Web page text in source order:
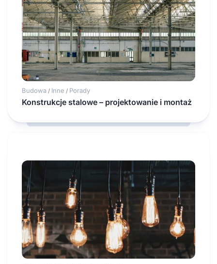
Budowa / Inne / Porady
Konstrukcje stalowe – projektowanie i montaż